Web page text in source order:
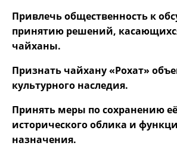
Привлечь общественность к
принятию решений,
чайханы.
Признать чайхану «Рохат»
культурного наследия.
Принять меры по сохранению её
исторического облика и
назначения.